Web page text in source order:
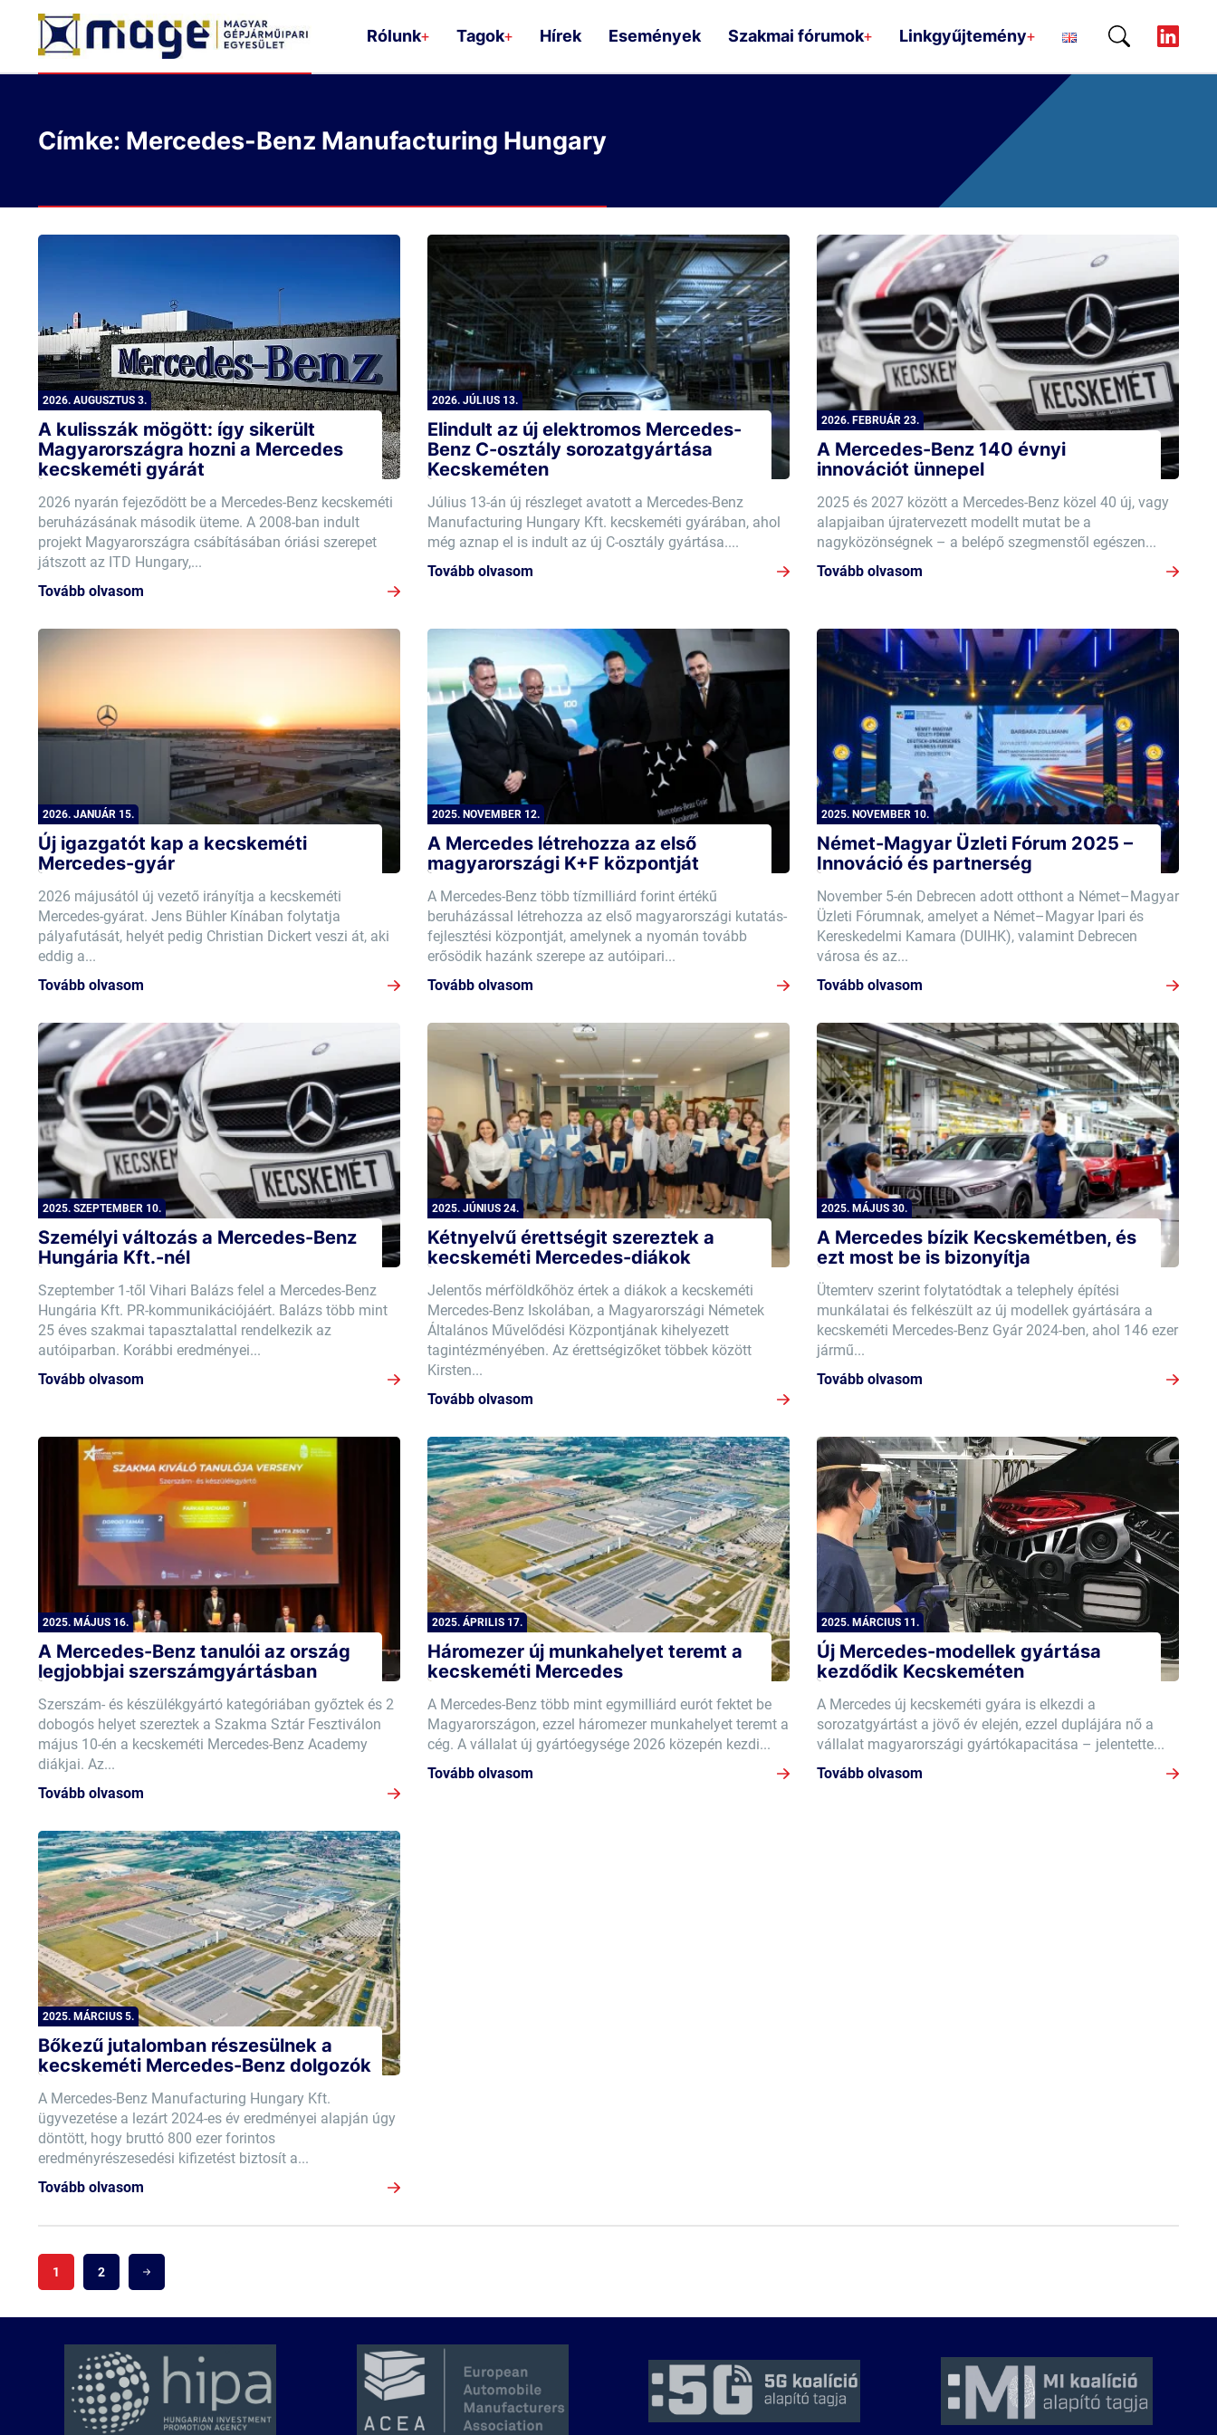
Rólunk+ Tagok+ Hírek Események Szakmai fórumok+ Linkgyűjtemény+
Címke: Mercedes-Benz Manufacturing Hungary
2026. AUGUSZTUS 3.
A kulisszák mögött: így sikerült
Magyarországra hozni a Mercedes
kecskeméti gyárát
2026 nyarán fejeződött be a Mercedes-Benz kecskeméti
beruházásának második üteme. A 2008-ban indult
projekt Magyarországra csábításában óriási szerepet
játszott az ITD Hungary,...
Tovább olvasom
2026. JÚLIUS 13.
Elindult az új elektromos Mercedes-
Benz C-osztály sorozatgyártása
Kecskeméten
Július 13-án új részleget avatott a Mercedes-Benz
Manufacturing Hungary Kft. kecskeméti gyárában, ahol
még aznap el is indult az új C-osztály gyártása....
Tovább olvasom
2026. FEBRUÁR 23.
A Mercedes-Benz 140 évnyi
innovációt ünnepel
2025 és 2027 között a Mercedes-Benz közel 40 új, vagy
alapjaiban újratervezett modellt mutat be a
nagyközönségnek – a belépő szegmenstől egészen...
Tovább olvasom
2026. JANUÁR 15.
Új igazgatót kap a kecskeméti
Mercedes-gyár
2026 májusától új vezető irányítja a kecskeméti
Mercedes-gyárat. Jens Bühler Kínában folytatja
pályafutását, helyét pedig Christian Dickert veszi át, aki
eddig a...
Tovább olvasom
2025. NOVEMBER 12.
A Mercedes létrehozza az első
magyarországi K+F központját
A Mercedes-Benz több tízmilliárd forint értékű
beruházással létrehozza az első magyarországi kutatás-
fejlesztési központját, amelynek a nyomán tovább
erősödik hazánk szerepe az autóipari...
Tovább olvasom
2025. NOVEMBER 10.
Német-Magyar Üzleti Fórum 2025 –
Innováció és partnerség
November 5-én Debrecen adott otthont a Német–Magyar
Üzleti Fórumnak, amelyet a Német–Magyar Ipari és
Kereskedelmi Kamara (DUIHK), valamint Debrecen
városa és az...
Tovább olvasom
2025. SZEPTEMBER 10.
Személyi változás a Mercedes-Benz
Hungária Kft.-nél
Szeptember 1-től Vihari Balázs felel a Mercedes-Benz
Hungária Kft. PR-kommunikációjáért. Balázs több mint
25 éves szakmai tapasztalattal rendelkezik az
autóiparban. Korábbi eredményei...
Tovább olvasom
2025. JÚNIUS 24.
Kétnyelvű érettségit szereztek a
kecskeméti Mercedes-diákok
Jelentős mérföldkőhöz értek a diákok a kecskeméti
Mercedes-Benz Iskolában, a Magyarországi Németek
Általános Művelődési Központjának kihelyezett
tagintézményében. Az érettségizőket többek között
Kirsten...
Tovább olvasom
2025. MÁJUS 30.
A Mercedes bízik Kecskemétben, és
ezt most be is bizonyítja
Ütemterv szerint folytatódtak a telephely építési
munkálatai és felkészült az új modellek gyártására a
kecskeméti Mercedes-Benz Gyár 2024-ben, ahol 146 ezer
jármű...
Tovább olvasom
2025. MÁJUS 16.
A Mercedes-Benz tanulói az ország
legjobbjai szerszámgyártásban
Szerszám- és készülékgyártó kategóriában győztek és 2
dobogós helyet szereztek a Szakma Sztár Fesztiválon
május 10-én a kecskeméti Mercedes-Benz Academy
diákjai. Az...
Tovább olvasom
2025. ÁPRILIS 17.
Háromezer új munkahelyet teremt a
kecskeméti Mercedes
A Mercedes-Benz több mint egymilliárd eurót fektet be
Magyarországon, ezzel háromezer munkahelyet teremt a
cég. A vállalat új gyártóegysége 2026 közepén kezdi...
Tovább olvasom
2025. MÁRCIUS 11.
Új Mercedes-modellek gyártása
kezdődik Kecskeméten
A Mercedes új kecskeméti gyára is elkezdi a
sorozatgyártást a jövő év elején, ezzel duplájára nő a
vállalat magyarországi gyártókapacitása – jelentette...
Tovább olvasom
2025. MÁRCIUS 5.
Bőkezű jutalomban részesülnek a
kecskeméti Mercedes-Benz dolgozók
A Mercedes-Benz Manufacturing Hungary Kft.
ügyvezetése a lezárt 2024-es év eredményei alapján úgy
döntött, hogy bruttó 800 ezer forintos
eredményrészesedési kifizetést biztosít a...
Tovább olvasom
1 2